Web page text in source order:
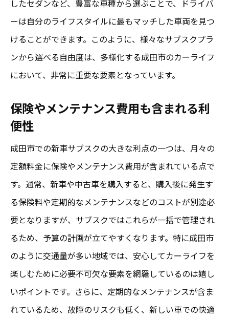
予算に応じたプランで経済的に安心
中古車選びの際の重要ポイント
サステイナブルなカーライフの実現
成田市のカーライフをサブスクで充実させる秘
契約時の注意点とアドバイス
成田市内の移動を快適にするための工夫
サブスクサービスを効果的に利用する方法
コミュニティイベントで情報交換を楽しむ
したセダンなど、豊富な車種から選ぶことで、ドライバ
ーは自分のライフスタイルに最もマッチした車両を見つ
けることができます。このように、様々なサブスクプラ
ンから選べる自由度は、多様化する成田市のカーライフ
において、非常に重要な要素となっています。
保険やメンテナンス費用も含まれる利
便性
成田市での新車サブスクの大きな利点の一つは、月々の
定額料金に保険やメンテナンス費用が含まれている点で
す。通常、新車や中古車を購入すると、購入後に発生す
る保険料や定期的なメンテナンスなどのコストが別途必
要となりますが、サブスクではこれらが一括で管理され
るため、予算の計画が立てやすくなります。特に成田市
のように交通量が多い地域では、安心してカーライフを
楽しむために必要不可欠な要素を網羅しているのは嬉し
いポイントです。さらに、定期的なメンテナンスが含ま
れているため、故障のリスクも低く、新しい車での快適